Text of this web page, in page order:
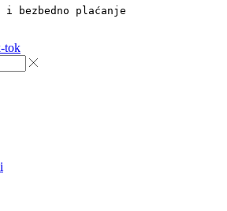
i bezbedno plaćanje
tok